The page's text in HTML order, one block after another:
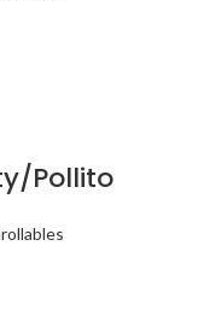
Pollito